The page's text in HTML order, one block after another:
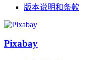
版本说明和条款
Pixabay